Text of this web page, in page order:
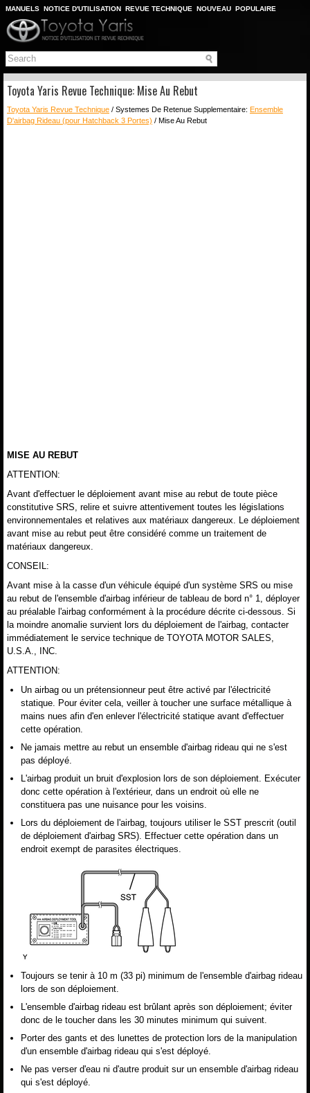
MANUELS NOTICE D'UTILISATION REVUE TECHNIQUE NOUVEAU POPULAIRE
PLAN DU SITE
CHERCHER
Toyota Yaris Revue Technique: Mise Au Rebut
Toyota Yaris Revue Technique / Systemes De Retenue Supplementaire: Ensemble
D'airbag Rideau (pour Hatchback 3 Portes) / Mise Au Rebut
MISE AU REBUT
ATTENTION:
Avant d'effectuer le déploiement avant mise au rebut de toute pièce
constitutive SRS, relire et suivre attentivement toutes les législations
environnementales et relatives aux matériaux dangereux. Le déploiement
avant mise au rebut peut être considéré comme un traitement de
matériaux dangereux.
CONSEIL:
Avant mise à la casse d'un véhicule équipé d'un système SRS ou mise
au rebut de l'ensemble d'airbag inférieur de tableau de bord n° 1, déployer
au préalable l'airbag conformément à la procédure décrite ci-dessous. Si
la moindre anomalie survient lors du déploiement de l'airbag, contacter
immédiatement le service technique de TOYOTA MOTOR SALES,
U.S.A., INC.
ATTENTION:
Un airbag ou un prétensionneur peut être activé par l'électricité
statique. Pour éviter cela, veiller à toucher une surface métallique à
mains nues afin d'en enlever l'électricité statique avant d'effectuer
cette opération.
Ne jamais mettre au rebut un ensemble d'airbag rideau qui ne s'est
pas déployé.
L'airbag produit un bruit d'explosion lors de son déploiement. Exécuter
donc cette opération à l'extérieur, dans un endroit où elle ne
constituera pas une nuisance pour les voisins.
Lors du déploiement de l'airbag, toujours utiliser le SST prescrit (outil
de déploiement d'airbag SRS). Effectuer cette opération dans un
endroit exempt de parasites électriques.
Toujours se tenir à 10 m (33 pi) minimum de l'ensemble d'airbag rideau
lors de son déploiement.
L'ensemble d'airbag rideau est brûlant après son déploiement; éviter
donc de le toucher dans les 30 minutes minimum qui suivent.
Porter des gants et des lunettes de protection lors de la manipulation
d'un ensemble d'airbag rideau qui s'est déployé.
Ne pas verser d'eau ni d'autre produit sur un ensemble d'airbag rideau
qui s'est déployé.